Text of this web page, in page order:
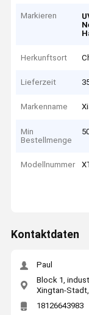
Markieren
Herkunftsort
Lieferzeit
Markenname
Min
Bestellmenge
Modellnummer
Kontaktdaten
Paul
Block 1,
Xingtan-
18126643983